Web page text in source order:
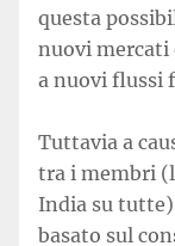
questa
nuovi
a nuovi flussi
Tuttavia a
tra i membri
India su
basato sul